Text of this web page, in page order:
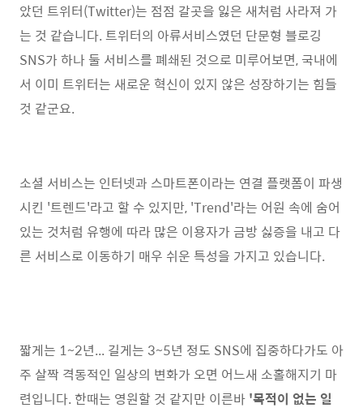
았던 트위터(Twitter)는 점점 갈곳을 잃은 새처럼 사라져 가
는 것 같습니다. 트위터의 아류서비스였던 단문형 블로깅
SNS가 하나 둘 서비스를 폐쇄된 것으로 미루어보면, 국내에
서 이미 트위터는 새로운 혁신이 있지 않은 성장하기는 힘들
것 같군요.
소셜 서비스는 인터넷과 스마트폰이라는 연결 플랫폼이 파생
시킨 '트렌드'라고 할 수 있지만, 'Trend'라는 어원 속에 숨어
있는 것처럼 유행에 따라 많은 이용자가 금방 싫증을 내고 다
른 서비스로 이동하기 매우 쉬운 특성을 가지고 있습니다.
짧게는 1~2년... 길게는 3~5년 정도 SNS에 집중하다가도 아
주 살짝 격동적인 일상의 변화가 오면 어느새 소홀해지기 마
련입니다. 한때는 영원할 것 같지만 이른바 '목적이 없는 일